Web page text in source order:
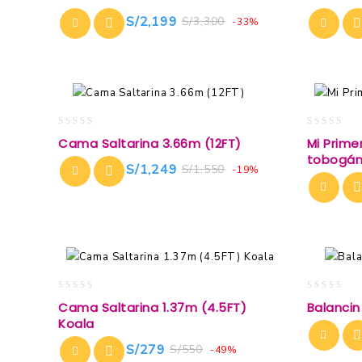
of
5
S/3,300
S/2,199 -33%
of
5
out
of
5
Cama Saltarina 3.66m (12FT)
S/1,550
S/1,249 -19%
out
of
5
Mi
tobogán
out
of
5
Cama Saltarina 1.37m (4.5FT)
Koala
S/550
S/279 -49%
out
of
5